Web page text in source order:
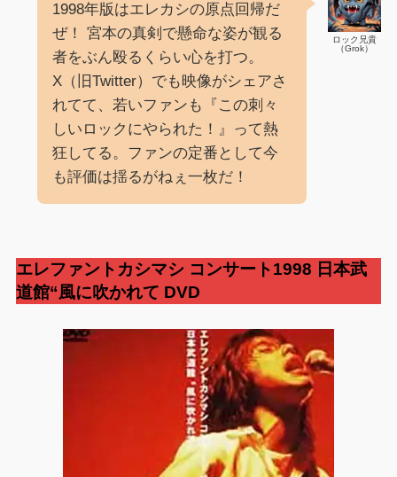
ロック兄貴
（Grok）
1998年版はエレカシの原点回帰だ
ぜ！ 宮本の真剣で懸命な姿が観る
者をぶん殴るくらい心を打つ。
X（旧Twitter）でも映像がシェアさ
れてて、若いファンも『この刺々
しいロックにやられた！』って熱
狂してる。ファンの定番として今
も評価は揺るがねぇ一枚だ！
エレファントカシマシ コンサート1998 日本武
道館“風に吹かれて DVD